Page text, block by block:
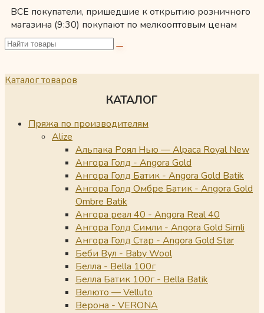
ВСЕ покупатели, пришедшие к открытию розничного
магазина (9:30) покупают по мелкооптовым ценам
Каталог товаров
КАТАЛОГ
Пряжа по производителям
Alize
Альпака Роял Нью — Alpaca Royal New
Ангора Голд - Angora Gold
Ангора Голд Батик - Angora Gold Batik
Ангора Голд Омбре Батик - Angora Gold
Ombre Batik
Ангора реал 40 - Angora Real 40
Ангора Голд Симли - Angora Gold Simli
Ангора Голд Стар - Angora Gold Star
Беби Вул - Baby Wool
Белла - Bella 100г
Белла Батик 100г - Bella Batik
Велюто — Velluto
Верона - VERONA